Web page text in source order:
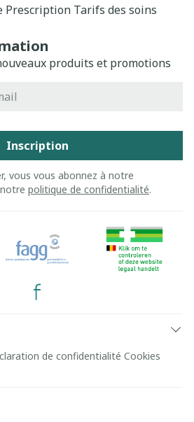
Prescription Tarifs des soins
produits et promotions
Inscription
vous vous abonnez à notre
politique de confidentialité.
de confidentialité Cookies